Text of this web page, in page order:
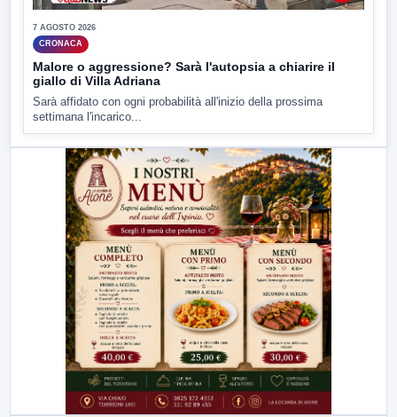
7 AGOSTO 2026
CRONACA
Malore o aggressione? Sarà l'autopsia a chiarire il
giallo di Villa Adriana
Sarà affidato con ogni probabilità all'inizio della prossima
settimana l'incarico...